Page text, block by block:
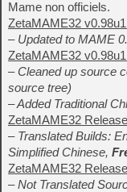
Mame non officiels.
ZetaMAME32
– Updated to MAME
ZetaMAME32
– Cleaned up source
source tree)
– Added Traditional
ZetaMAME32
– Translated Builds:
Simplified Chinese,
ZetaMAME32
– Not Translated